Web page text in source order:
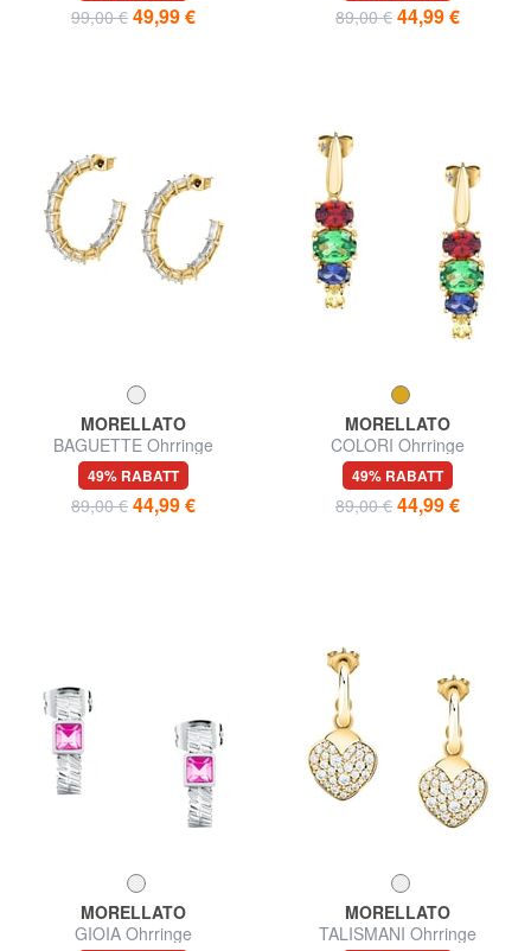
99,00 € 49,99 € 89,00 € 44,99 €
MORELLATO
BAGUETTE Ohrringe
49% RABATT
89,00 € 44,99 €
MORELLATO
COLORI Ohrringe
49% RABATT
89,00 € 44,99 €
MORELLATO
GIOIA Ohrringe
MORELLATO
TALISMANI Ohrringe